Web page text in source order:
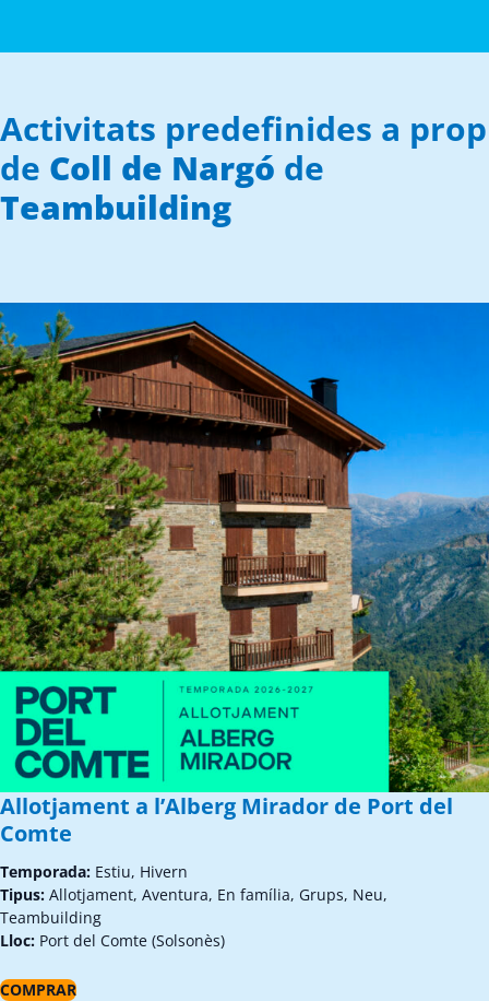
Activitats predefinides a prop
de Coll de Nargó de
Teambuilding
Allotjament a l’Alberg Mirador de Port del
Comte
Temporada: Estiu, Hivern
Tipus: Allotjament, Aventura, En família, Grups, Neu,
Teambuilding
Lloc: Port del Comte (Solsonès)
COMPRAR